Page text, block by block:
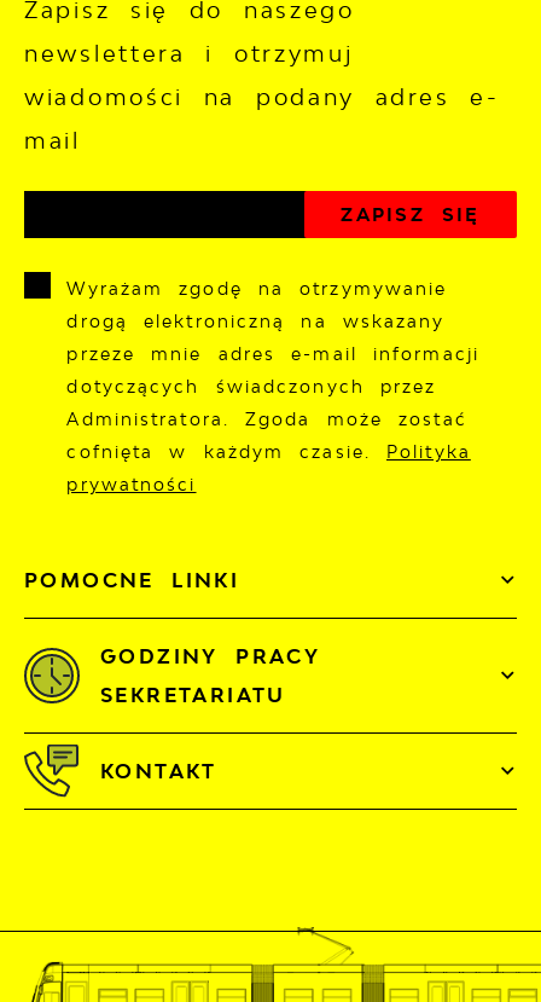
POMOCNE LINKI
Zapisz się do naszego
newslettera i otrzymuj
wiadomości na podany adres e-
mail
Wyrażam zgodę na otrzymywanie
drogą elektroniczną na wskazany
przeze mnie adres e-mail informacji
dotyczących świadczonych przez
Administratora. Zgoda może zostać
cofnięta w każdym czasie. Polityka
prywatności
GODZINY PRACY
SEKRETARIATU
KONTAKT